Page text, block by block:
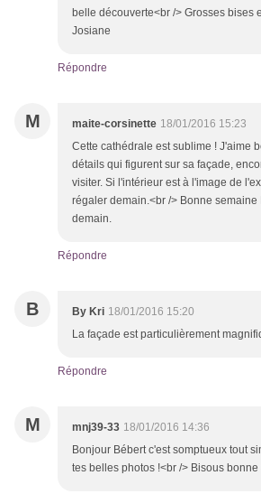
belle découverte<br /> Grosses bises
Josiane
Répondre
M maite-corsinette 18/01/2016 15:23
Cette cathédrale est sublime ! J'aime
détails qui figurent sur sa façade,
visiter. Si l'intérieur est à l'image de
régaler demain.<br /> Bonne semaine
demain.
Répondre
B By Kri 18/01/2016 15:20
La façade est particulièrement
Répondre
M mnj39-33 18/01/2016 14:36
Bonjour Bébert c'est somptueux tout
tes belles photos !<br /> Bisous